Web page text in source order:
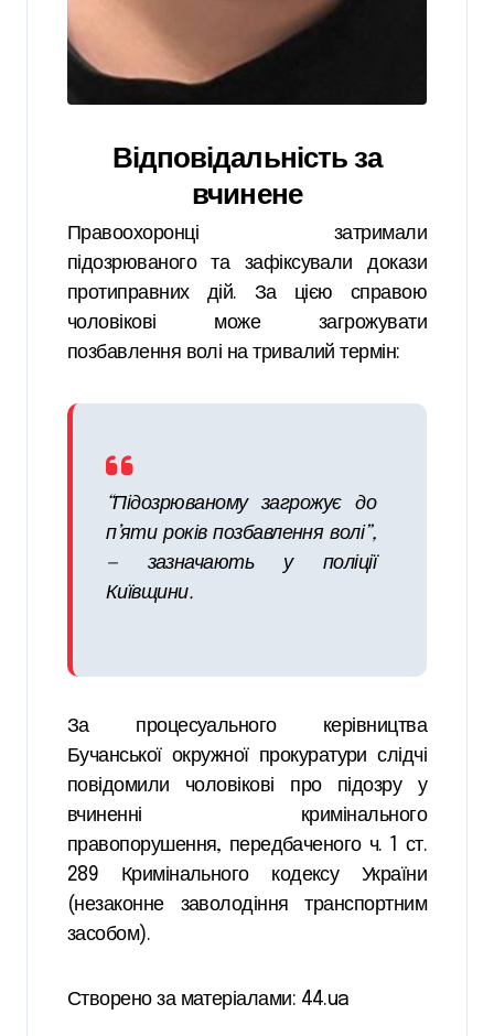
Відповідальність за
вчинене
Правоохоронці затримали
підозрюваного та зафіксували докази
протиправних дій. За цією справою
чоловікові може загрожувати
позбавлення волі на тривалий термін:
“Підозрюваному загрожує до
п’яти років позбавлення волі”,
— зазначають у поліції
Київщини.
За процесуального керівництва
Бучанської окружної прокуратури слідчі
повідомили чоловікові про підозру у
вчиненні кримінального
правопорушення, передбаченого ч. 1 ст.
289 Кримінального кодексу України
(незаконне заволодіння транспортним
засобом).
Створено за матеріалами: 44.ua